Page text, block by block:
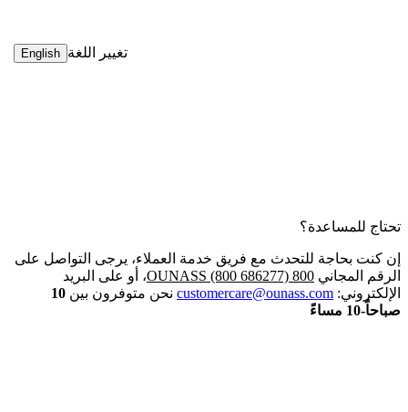
تغيير اللغة English
تحتاج للمساعدة؟
إن كنت بحاجة للتحدث مع فريق خدمة العملاء، يرجى التواصل على
الرقم المجاني 800 OUNASS (800 686277)
، أو على البريد
الإلكتروني: customercare@ounass.com نحن متوفرون بين 10
صباحاً-10 مساءً